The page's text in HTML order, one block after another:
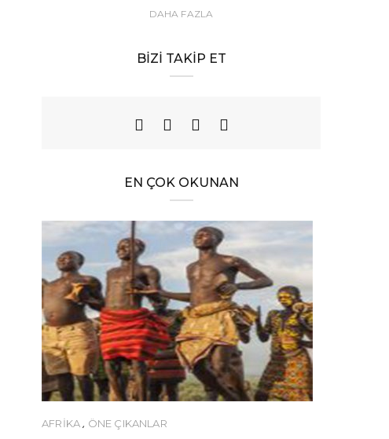
DAHA FAZLA
BIZI TAKIP ET
EN ÇOK OKUNAN
ÖNERILER